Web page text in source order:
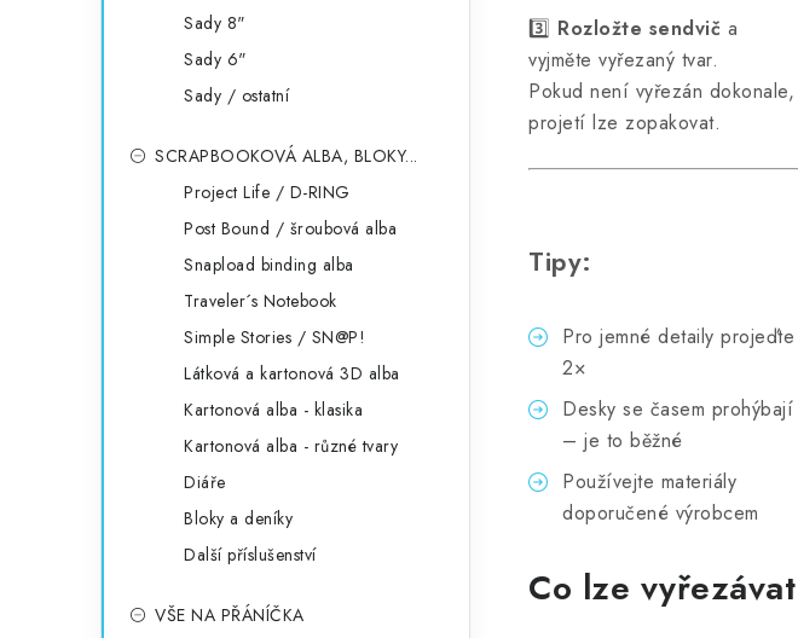
Sady 8"
Sady 6"
Sady / ostatní
SCRAPBOOKOVÁ ALBA, BLOKY...
Project Life / D-RING
Post Bound / šroubová alba
Snapload binding alba
Traveler´s Notebook
Simple Stories / SN@P!
Látková a kartonová 3D alba
Kartonová alba - klasika
Kartonová alba - různé tvary
Diáře
Bloky a deníky
Další příslušenství
VŠE NA PŘÁNÍČKA
3️⃣ Rozložte sendvič a
vyjměte vyřezaný tvar.
Pokud není vyřezán dokonale,
projetí lze zopakovat.
Tipy:
Pro jemné detaily projeďte
2×
Desky se časem prohýbají
– je to běžné
Používejte materiály
doporučené výrobcem
Co lze vyřezávat